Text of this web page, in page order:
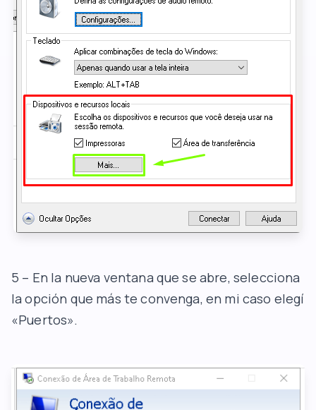
5 – En la nueva ventana que se abre, selecciona
la opción que más te convenga, en mi caso elegí
«Puertos».